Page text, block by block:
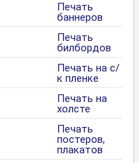
Печать
баннеров
Печать
билбордов
Печать на с/
к пленке
Печать на
холсте
Печать
постеров,
плакатов